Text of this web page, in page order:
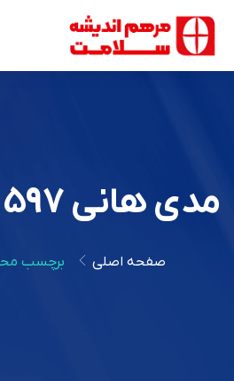
مدی هانی 597
صفحه اصلی برچسب